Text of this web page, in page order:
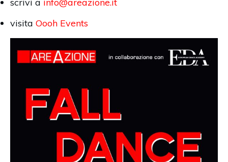
visita Oooh Events